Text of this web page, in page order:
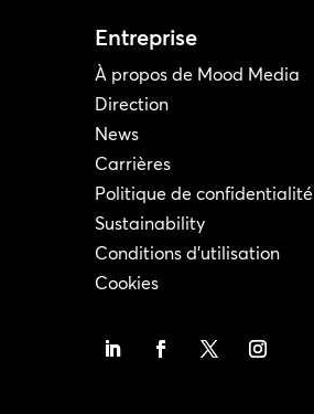
Entreprise
À propos de Mood Media
Direction
News
Carrières
Politique de confidentialité
Sustainability
Conditions d'utilisation
Cookies